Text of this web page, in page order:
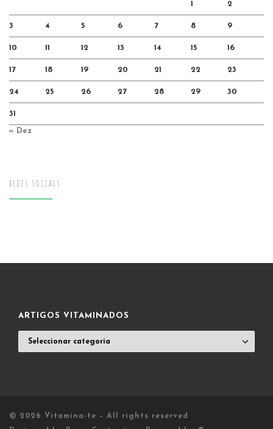
1 2
3 4 5 6 7 8 9
10 11 12 13 14 15 16
17 18 19 20 21 22 23
24 25 26 27 28 29 30
31
« Dez
REDES SOCIAIS
ARTIGOS VITAMINADOS
VITAMINADOS
© 2026 Vitamina-te – All rights reserved